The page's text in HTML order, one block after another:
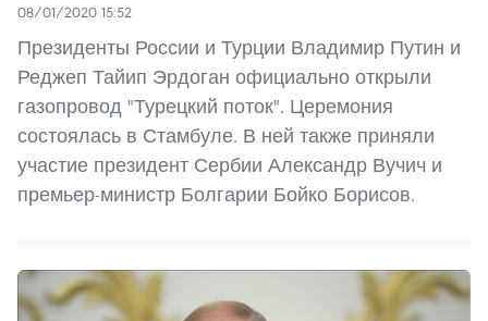
08/01/2020 15:52
Президенты России и Турции Владимир Путин и
Реджеп Тайип Эрдоган официально открыли
газопровод "Турецкий поток". Церемония
состоялась в Стамбуле. В ней также приняли
участие президент Сербии Александр Вучич и
премьер-министр Болгарии Бойко Борисов.